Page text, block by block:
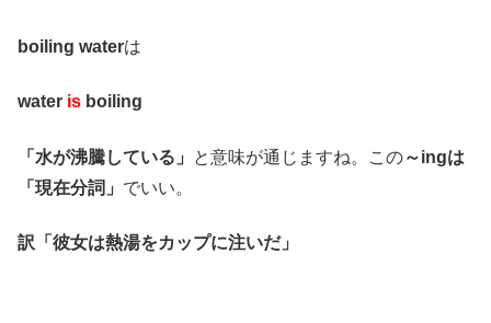
boiling waterは
water is boiling
「水が沸騰している」 と意味が通じますね。この～ingは
「現在分詞」 でいい。
訳「彼女は熱湯をカップに注いだ」